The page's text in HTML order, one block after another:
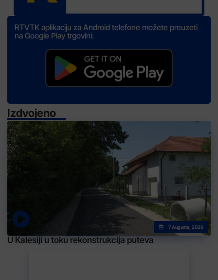
RTVTK aplikaciju za Android telefone možete preuzeti
na Google Play trgovini:
Izdvojeno
7 Augusta, 2026
U Kalesiji u toku rekonstrukcija puteva